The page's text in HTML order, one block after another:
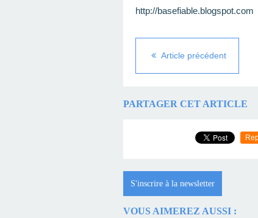
http://basefiable.blogspot.com
Article précédent
PARTAGER CET ARTICLE
S'inscrire à la newsletter
VOUS AIMEREZ AUSSI :